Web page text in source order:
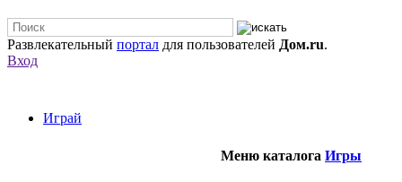
Развлекательный портал для пользователей Дом.ru.
Вход
Играй
Меню каталога Игры